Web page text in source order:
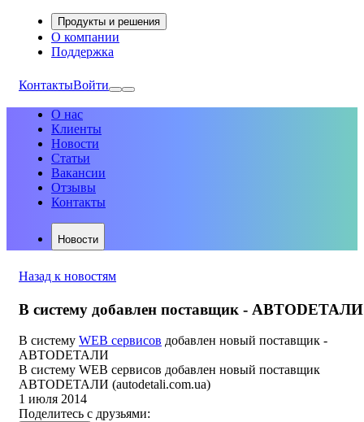
Продукты и решения
О компании
Поддержка
КонтактыВойти
О нас
Клиенты
Новости
Статьи
Вакансии
Отзывы
Контакты
Новости
Назад к новостям
В систему добавлен поставщик - АВТОDЕТАЛИ
В систему WEB сервисов добавлен новый поставщик -
АВТОDЕТАЛИ
В систему WEB сервисов добавлен новый поставщик
АВТОDЕТАЛИ (autodetali.com.ua)
1 июля 2014
Поделитесь с друзьями: